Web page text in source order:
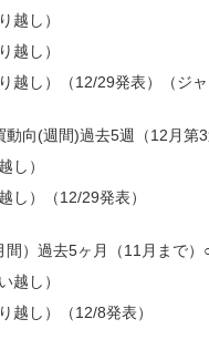
越し）
し）
越し）（12/29発表）（ジャ
向(週間)過去5週（12月第
し）
）（12/29発表）
）過去5ヶ月（11月まで）
越し）
し）（12/8発表）